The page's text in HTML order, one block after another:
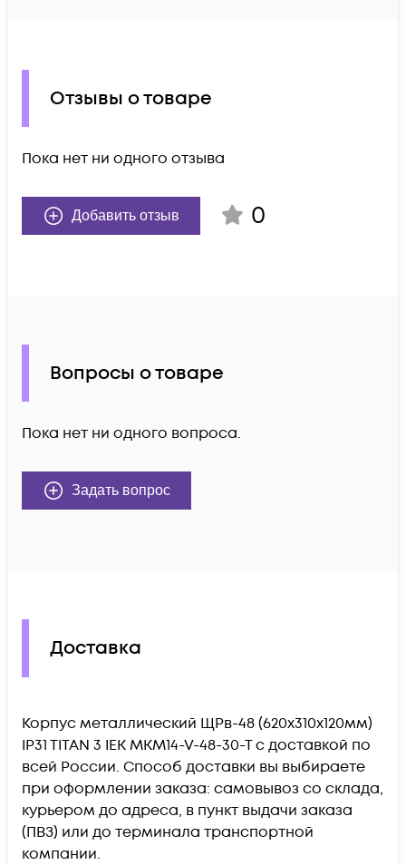
Отзывы о товаре
Пока нет ни одного отзыва
Добавить отзыв 0
Вопросы о товаре
Пока нет ни одного вопроса.
Задать вопрос
Доставка
Корпус металлический ЩРв-48 (620х310х120мм)
IP31 TITAN 3 IEK MKM14-V-48-30-T c доставкой по
всей России. Способ доставки вы выбираете
при оформлении заказа: самовывоз со склада,
курьером до адреса, в пункт выдачи заказа
(ПВЗ) или до терминала транспортной
компании.